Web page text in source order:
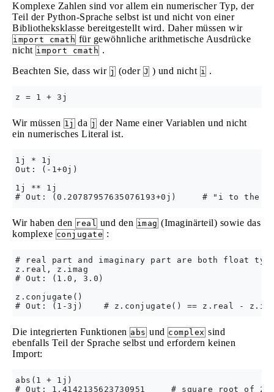
Komplexe Zahlen sind vor allem ein numerischer Typ, der
Teil der Python-Sprache selbst ist und nicht von einer
Bibliotheksklasse bereitgestellt wird. Daher müssen wir
import cmath für gewöhnliche arithmetische Ausdrücke
nicht import cmath .
Beachten Sie, dass wir j (oder J ) und nicht i .
Wir müssen 1j da j der Name einer Variablen und nicht
ein numerisches Literal ist.
1j * 1j
Out: (-1+0j)
1j ** 1j
Wir haben den real und den imag (Imaginärteil) sowie das
komplexe conjugate :
# real part and imaginary part are both float
z.real, z.imag
# Out: (1.0, 3.0)
z.conjugate()
Die integrierten Funktionen abs und complex sind
ebenfalls Teil der Sprache selbst und erfordern keinen
Import:
abs(1 + 1j)
# Out: 1.4142135623730951     # square root of 2